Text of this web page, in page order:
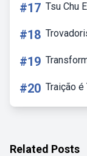
#17 Tsu Chu
#18
#19
#20 Traição é
Related Posts